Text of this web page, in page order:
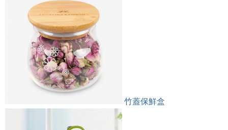
竹蓋保鮮盒